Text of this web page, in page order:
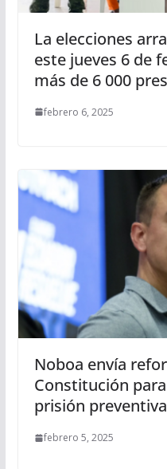
La elecciones
este jueves 6 de
más de 6 000
febrero 6, 2025
Noboa envía
Constitución
prisión preventiva
febrero 5, 2025